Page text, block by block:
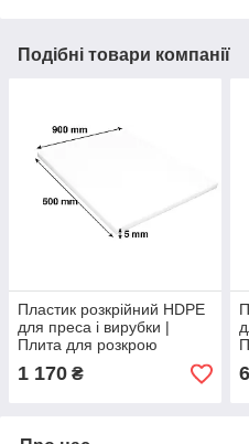
Подібні товари компанії
Пластик розкрійний HDPE
для преса і вирубки |
Плита для розкрою
900*500*5 мм.
1 170 ₴